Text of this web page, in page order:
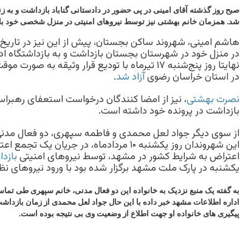
صبح روز گذشته آقای امینی در پی حضور در دادستانی گناباد بازداشت و به
شد. همزمان خانم بهشتی نیز توسط نیروهای امنیتی در منزل شخصی خود
در منزل خود در شهرستان بجستان بازداشت و به بازداشتگاه
نهایتا روز پنج‌شنبه ۱۷ تیرماه با تودیع قرار وثیقه
در استان خراسان رضویآزاد شد.
نصرت بهشتی، نیز از امضا کنندگان درخواست استعفای
بازداشت در پرونده خود داشته است.
از سوی دیگر جواد لعل محمدی و فاطمه سپهری، دو فعال
این شهروندان روز یکشنبه ۱۰ مردادماه، در
اعتراض به شرایط کشور در مشهد، توسط نیروهای امنیتی
یکشنبه در پارک ملت مشهد برگزار شده بود با ورود
به گفته یک منبع نزدیک به خانواده این دو فعال مدنی، خانم سپهری طی
اداره اطلاعات مشهد خبر داده با این حال جواد لعل محمدی از زمان
پیگیری های خانواده او جهت اطلاع از وضعیت وی بی نتیجه بوده است.